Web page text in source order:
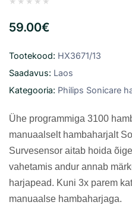
59.00€
Tootekood: HX3671/13
Saadavus: Laos
Kategooria: Philips Sonicare
Ühe programmiga 3100
manuaalselt hambaharjalt
Survesensor aitab hoida
vahetamis andur annab
harjapead. Kuni 3x parem
manuaalse hambaharjaga.